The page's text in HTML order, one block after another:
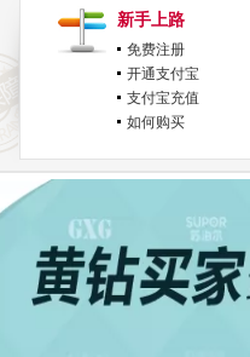
新手上路
免费注册
开通支付宝
支付宝充值
如何购买